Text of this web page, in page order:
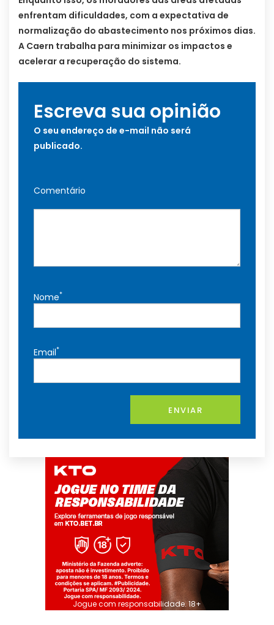
enfrentam dificuldades, com a expectativa de
normalização do abastecimento nos próximos dias.
A Caern trabalha para minimizar os impactos e
acelerar a recuperação do sistema.
Escreva sua opinião
O seu endereço de e-mail não será
publicado.
Comentário
Nome*
Email*
ENVIAR
Jogue com responsabilidade. 18+